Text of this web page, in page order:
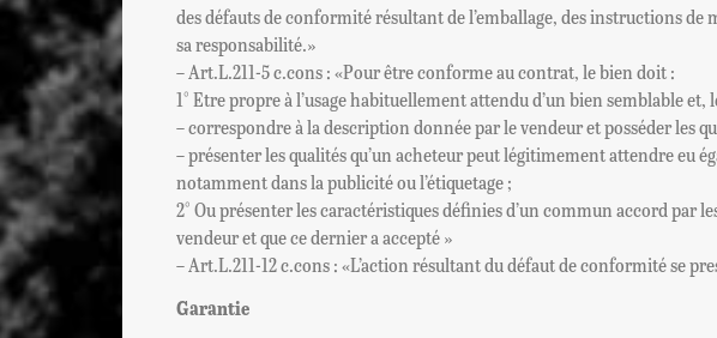
des défauts de conformité résultant de l’emballage, des instructions de
sa responsabilité.»
– Art.L.211-5 c.cons : «Pour être conforme au contrat, le bien doit :
1° Etre propre à l’usage habituellement attendu d’un bien semblable et,
– correspondre à la description donnée par le vendeur et posséder les
– présenter les qualités qu’un acheteur peut légitimement attendre eu
notamment dans la publicité ou l’étiquetage ;
2° Ou présenter les caractéristiques définies d’un commun accord par
vendeur et que ce dernier a accepté »
– Art.L.211-12 c.cons : «L’action résultant du défaut de conformité se
Garantie